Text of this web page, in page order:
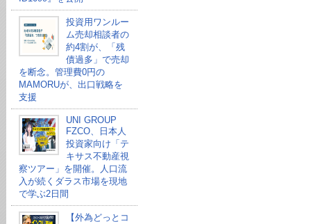
投資用ワンルー
ム売却相談者の
約4割が、「残
債過多」で売却
を断念。管理費0円の
MAMORUが、出口戦略を
支援
UNI GROUP
FZCO、日本人
投資家向け「テ
キサス不動産視
察ツアー」を開催。人口流
入が続くダラス市場を現地
で学ぶ2日間
【外為どっとコ